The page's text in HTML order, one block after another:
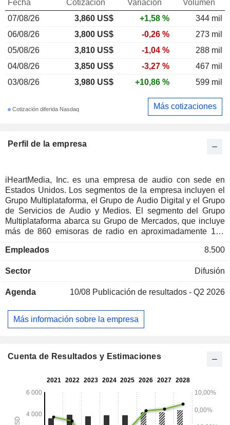
Perfil de la empresa
iHeartMedia, Inc. es una empresa de audio con sede en
Estados Unidos. Los segmentos de la empresa incluyen el
Grupo Multiplataforma, el Grupo de Audio Digital y el Grupo
de Servicios de Audio y Medios. El segmento del Grupo
Multiplataforma abarca su Grupo de Mercados, que incluye
más de 860 emisoras de radio en aproximadamente 160
en directo como virtuales; su suite SmartAudio de productos
que incluye el negocio de sindicación de Premiere
Information Network (BIN) y su Organización Nacional de
todos los negocios digitales de la empresa, entre los que se
encuentran el podcasting, el servicio digital iHeartRadio,
digitales, así como su presencia en las redes sociales de
Empleados 8.500
Sector Difusión
Agenda 10/08 Publicación de resultados - Q2 2026
Más información sobre la empresa
Fecha Cotización Variación
Volumen
07/08/26
3,860 US$ +1,58 %
344 mil
06/08/26
3,800 US$ -0,26 %
273 mil
05/08/26
3,810 US$ -1,04 %
288 mil
04/08/26
3,850 US$ -3,27 %
467 mil
03/08/26
3,980 US$ +10,86 % 599 mil
Cotización diferida Nasdaq Más cotizaciones
Cuenta de Resultados y Estimaciones